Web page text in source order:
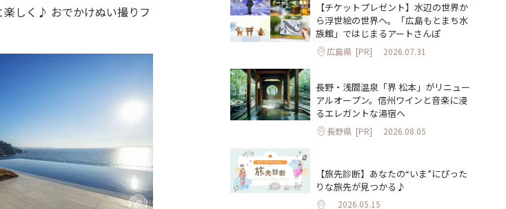
楽しく♪ おでかけぬい撮りフ
【チケットプレゼント】水辺の世界か
ら浮世絵の世界へ。「広島もとまち水
族館」ではじまるアートさんぽ
広島県 [PR] 2026.07.31
長野・浅間温泉「界 松本」がリニュー
アルオープン。信州ワインと音楽に浸
るエレガントな湯宿へ
長野県 [PR] 2026.08.05
【旅先診断】あなたの“いま”にぴった
りな旅先が見つかる♪
2026.05.15